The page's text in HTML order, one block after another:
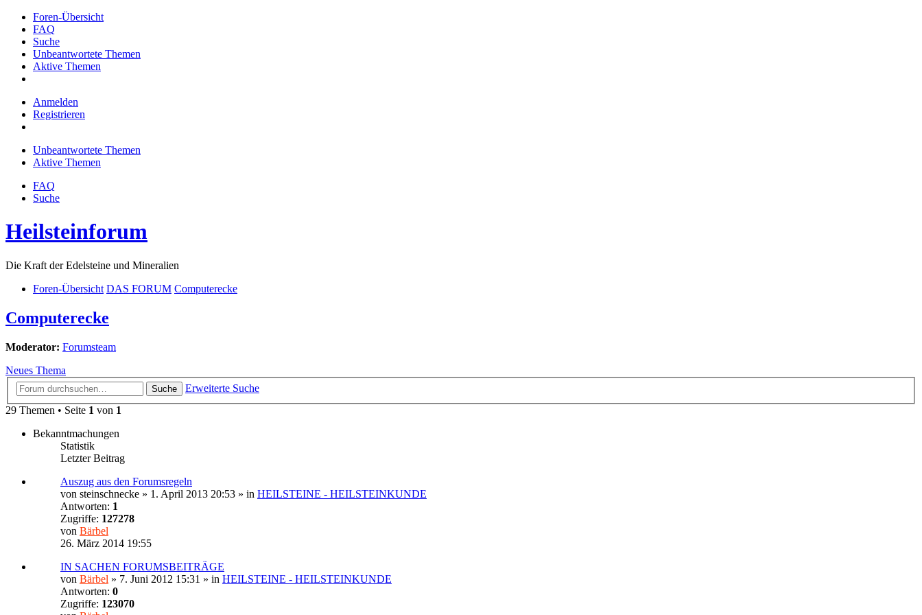
Foren-Übersicht
FAQ
Suche
Unbeantwortete Themen
Aktive Themen
Anmelden
Registrieren
Unbeantwortete Themen
Aktive Themen
FAQ
Suche
Heilsteinforum
Die Kraft der Edelsteine und Mineralien
Foren-Übersicht DAS FORUM Computerecke
Computerecke
Moderator: Forumsteam
Neues Thema
Suche
Erweiterte Suche
29 Themen • Seite 1 von 1
Bekanntmachungen
Statistik
Letzter Beitrag
Auszug aus den Forumsregeln
von steinschnecke » 1. April 2013 20:53 » in HEILSTEINE - HEILSTEINKUNDE
Antworten: 1
Zugriffe: 127278
von Bärbel
26. März 2014 19:55
IN SACHEN FORUMSBEITRÄGE
von Bärbel » 7. Juni 2012 15:31 » in HEILSTEINE - HEILSTEINKUNDE
Antworten: 0
Zugriffe: 123070